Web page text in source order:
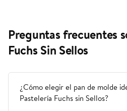
Preguntas frecuentes
Fuchs Sin Sellos
¿Cómo elegir el pan de molde
Pastelería Fuchs sin Sellos?